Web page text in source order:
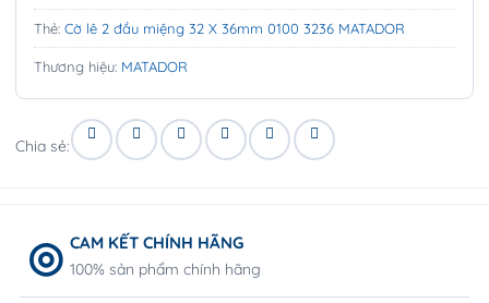
Thẻ: Cờ lê 2 đầu miệng 32 X 36mm 0100 3236 MATADOR
Thương hiệu: MATADOR
Chia sẻ:
CAM KẾT CHÍNH HÃNG
100% sản phẩm chính hãng